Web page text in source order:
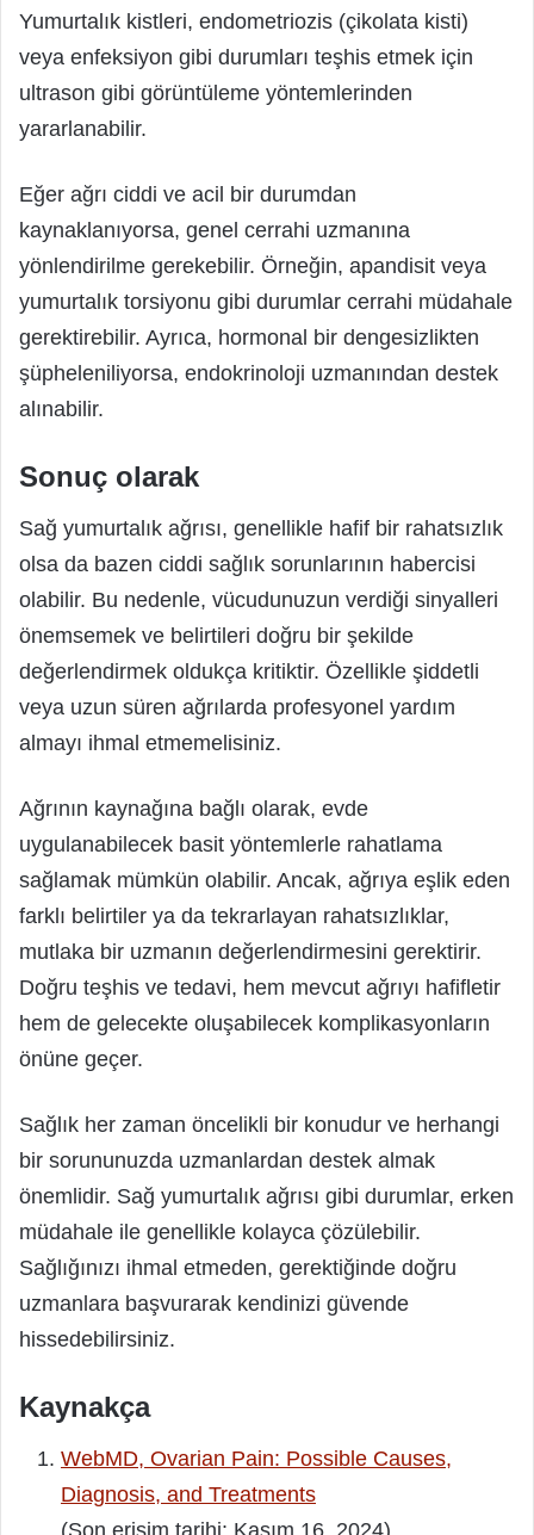
Yumurtalık kistleri, endometriozis (çikolata kisti)
veya enfeksiyon gibi durumları teşhis etmek için
ultrason gibi görüntüleme yöntemlerinden
yararlanabilir.
Eğer ağrı ciddi ve acil bir durumdan
kaynaklanıyorsa, genel cerrahi uzmanına
yönlendirilme gerekebilir. Örneğin, apandisit veya
yumurtalık torsiyonu gibi durumlar cerrahi müdahale
gerektirebilir. Ayrıca, hormonal bir dengesizlikten
şüpheleniliyorsa, endokrinoloji uzmanından destek
alınabilir.
Sonuç olarak
Sağ yumurtalık ağrısı, genellikle hafif bir rahatsızlık
olsa da bazen ciddi sağlık sorunlarının habercisi
olabilir. Bu nedenle, vücudunuzun verdiği sinyalleri
önemsemek ve belirtileri doğru bir şekilde
değerlendirmek oldukça kritiktir. Özellikle şiddetli
veya uzun süren ağrılarda profesyonel yardım
almayı ihmal etmemelisiniz.
Ağrının kaynağına bağlı olarak, evde
uygulanabilecek basit yöntemlerle rahatlama
sağlamak mümkün olabilir. Ancak, ağrıya eşlik eden
farklı belirtiler ya da tekrarlayan rahatsızlıklar,
mutlaka bir uzmanın değerlendirmesini gerektirir.
Doğru teşhis ve tedavi, hem mevcut ağrıyı hafifletir
hem de gelecekte oluşabilecek komplikasyonların
önüne geçer.
Sağlık her zaman öncelikli bir konudur ve herhangi
bir sorununuzda uzmanlardan destek almak
önemlidir. Sağ yumurtalık ağrısı gibi durumlar, erken
müdahale ile genellikle kolayca çözülebilir.
Sağlığınızı ihmal etmeden, gerektiğinde doğru
uzmanlara başvurarak kendinizi güvende
hissedebilirsiniz.
Kaynakça
WebMD, Ovarian Pain: Possible Causes,
Diagnosis, and Treatments